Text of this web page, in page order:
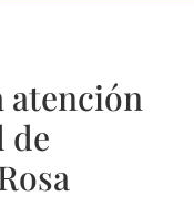
atención
de